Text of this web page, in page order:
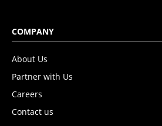
COMPANY
About Us
Partner with Us
Careers
Contact us